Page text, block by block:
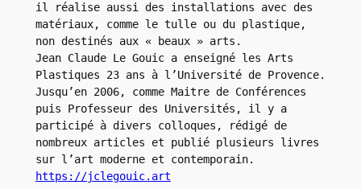
il réalise aussi des installations avec des
matériaux, comme le tulle ou du plastique,
non destinés aux « beaux » arts.
Jean Claude Le Gouic a enseigné les Arts
Plastiques 23 ans à l’Université de Provence.
Jusqu’en 2006, comme Maitre de Conférences
puis Professeur des Universités, il y a
participé à divers colloques, rédigé de
nombreux articles et publié plusieurs livres
sur l’art moderne et contemporain.
https://jclegouic.art